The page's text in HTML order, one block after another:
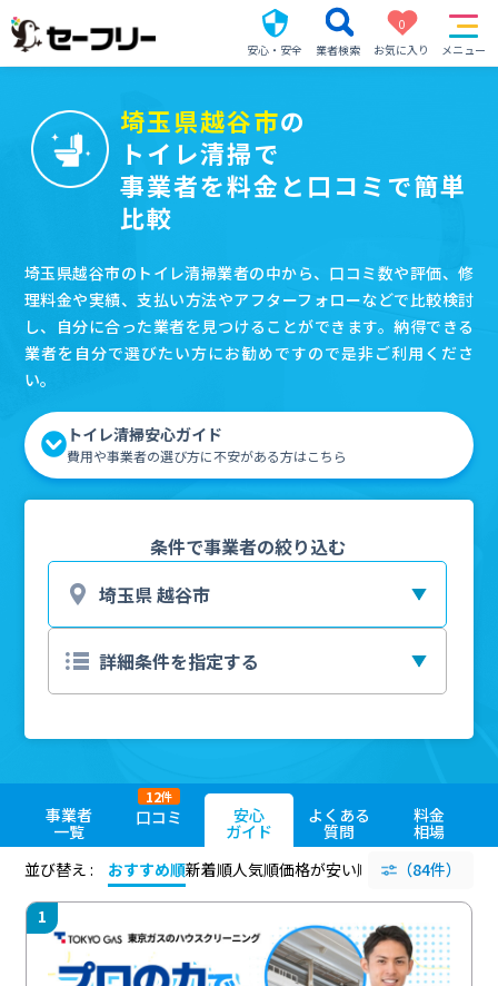
安心・安全 業者検索
0
お気に入り
メニュー
埼玉県越谷市の
トイレ清掃で
事業者を料金と口コミで簡単
比較
埼玉県越谷市のトイレ清掃業者の中から、口コミ数や評価、修
理料金や実績、支払い方法やアフターフォローなどで比較検討
し、自分に合った業者を見つけることができます。納得できる
業者を自分で選びたい方にお勧めですので是非ご利用くださ
い。
トイレ清掃安心ガイド
費用や事業者の選び方に不安がある方はこちら
条件で事業者の絞り込む
事業者
一覧
口コミ
12件
安心
ガイド
よくある
質問
料金
相場
並び替え :
おすすめ順新着順人気順価格が安い順 評価が高い順
（84件）
1